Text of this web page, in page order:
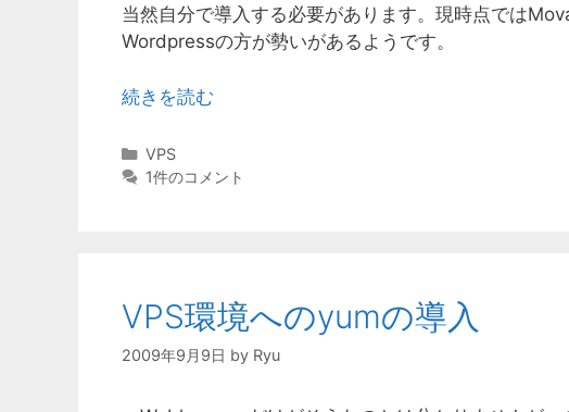
当然自分で導入する必要があります。現時点では
Wordpressの方が勢いがあるようです。
続きを読む
カ
テ
VPS
1件のコメント
VPS環境へのyumの導入
2009年9月9日 by Ryu